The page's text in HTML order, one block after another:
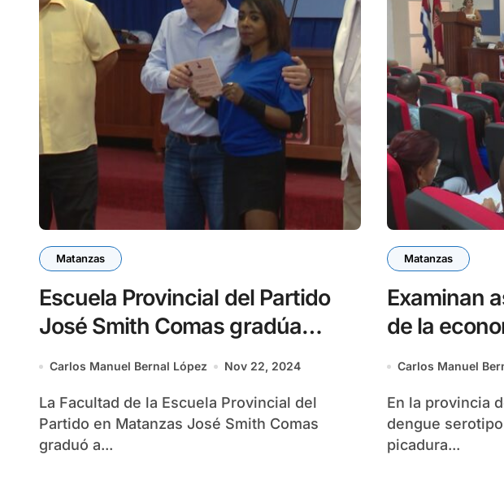
Matanzas
Escuela Provincial del Partido
José Smith Comas gradúa
nuevos cuadros
Carlos Manuel Bernal López Nov 22, 2024
La Facultad de la Escuela Provincial del
Partido en Matanzas José Smith Comas
graduó a...
Matanzas
Examinan
de la
Matanzas
Carlos Manuel
En la provincia de Matanzas circula ya el
dengue
picadura...